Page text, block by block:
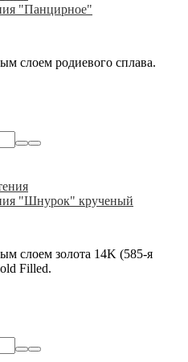
"Панцирное"
слоем родиевого сплава.
"Шнурок" крученый
слоем золота 14K (585-я
Filled.